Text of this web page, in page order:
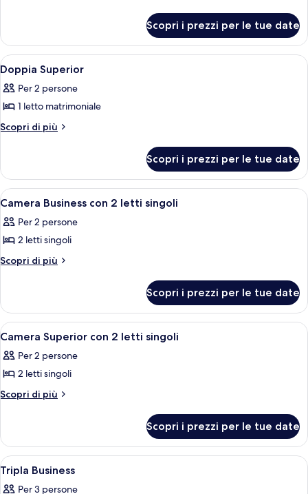
letto
queen
Business,
letto
queen
Scopri i prezzi per le tue date
Apri
tutte
le
foto
per
Doppia Superior | Biancheria da
4
Doppia Superior
Per 2 persone
1 letto matrimoniale
Scopri di più
Altri
Superior
Scopri i prezzi per le tue date
Apri
tutte
le
foto
per
con
2
letti
singoli
Camera d'albergo con due letti, una
4
Camera Business con 2 letti singoli
Per 2 persone
2 letti singoli
Scopri di più
Altri
Business
con
2
singoli
Scopri i prezzi per le tue date
Apri
tutte
le
foto
per
con
2
letti
singoli
Camera Superior con 2 letti singoli |
4
Camera Superior con 2 letti singoli
Per 2 persone
2 letti singoli
Scopri di più
Altri
Superior
con
2
letti
Scopri i prezzi per le tue date
Apri
tutte
Una camera d'albergo con due letti,
4
Tripla Business
Per 3 persone